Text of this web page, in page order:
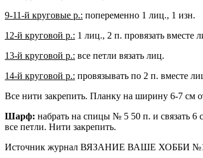
9-11-й круговые р.: попеременно 1 лиц., 1 изн.
12-й круговой р.: 1 лиц., 2 п. провязать вместе
13-й круговой р.: все петли вязать лиц.
14-й круговой р.: провязывать по 2 п. вместе
Все нити закрепить. Планку на ширину 6-7 см
Шарф: набрать на спицы № 5 50 п. и связать 6
все петли. Нити закрепить.
Источник журнал ВЯЗАНИЕ ВАШЕ ХОББИ